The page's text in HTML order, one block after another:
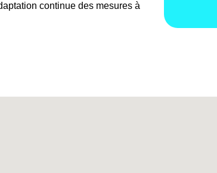
continue des mesures à